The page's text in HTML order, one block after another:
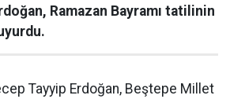
Ramazan Bayramı tatilinin
Tayyip Erdoğan, Beştepe Millet